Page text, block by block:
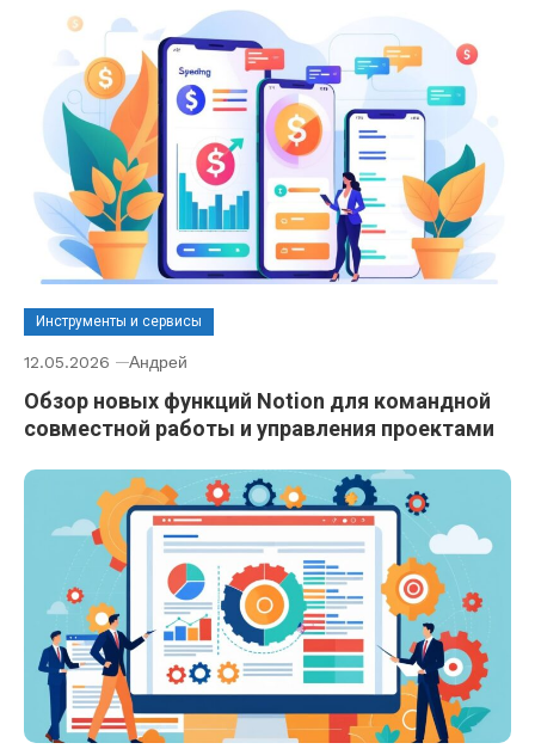
Инструменты и сервисы
12.05.2026 Андрей
Обзор новых функций Notion для командной
совместной работы и управления проектами